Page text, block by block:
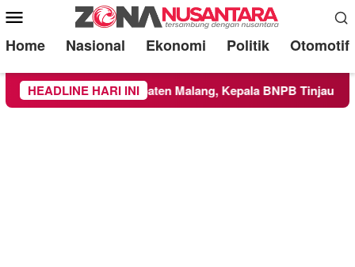
Mobile
Menu
Home Nasional Ekonomi Politik Otomotif
HEADLINE HARI INI
Kabupaten Malang, Kepala BNPB Tinjau Langsung